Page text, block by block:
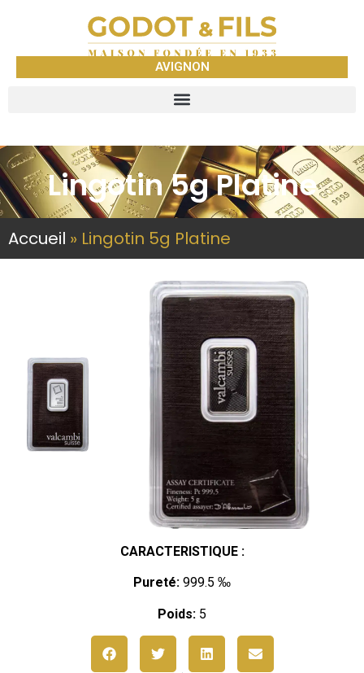
AVIGNON
Lingotin 5g Platine
Accueil » Lingotin 5g Platine
CARACTERISTIQUE :
Pureté: 999.5 ‰
Poids: 5